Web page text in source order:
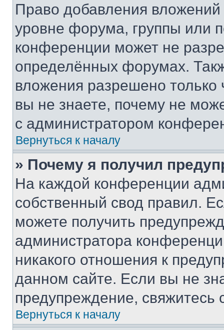
Право добавления
уровне форума, группы или
конференции может не
определённых форумах.
вложения разрешено
вы не знаете, почему не
с администратором
Вернуться к началу
» Почему я получил
На каждой конференции
собственный свод правил.
можете получить
администратора
никакого отношения к
данном сайте. Если вы не
предупреждение,
Вернуться к началу